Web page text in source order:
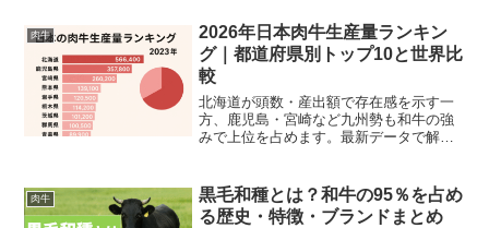
肉牛
2026年日本肉牛生産量ランキン
グ｜都道府県別トップ10と世界比
較
北海道が頭数・産出額で存在感を示す一
方、鹿児島・宮崎など九州勢も和牛の強
みで上位を占めます。最新データで解説
世界順位と輸入依存の実態を肉牛農家が
わかりやすく解説。
肉牛
黒毛和種とは？和牛の95％を占め
る歴史・特徴・ブランドまとめ